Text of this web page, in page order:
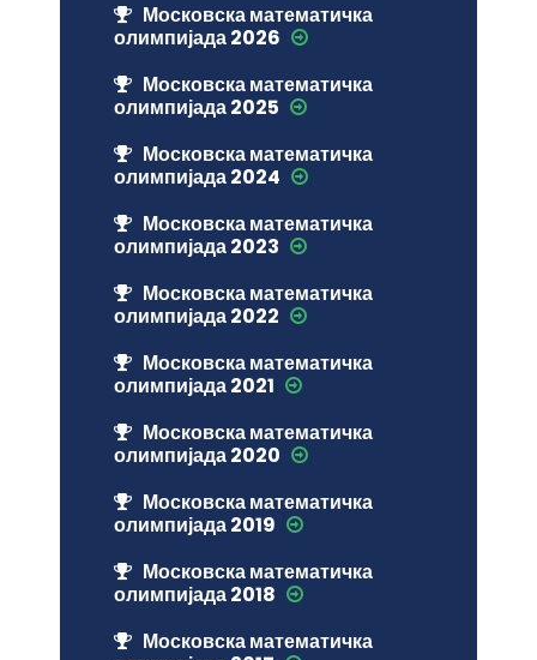
Московска математичка
олимпијада 2026
Московска математичка
олимпијада 2025
Московска математичка
олимпијада 2024
Московска математичка
олимпијада 2023
Московска математичка
олимпијада 2022
Московска математичка
олимпијада 2021
Московска математичка
олимпијада 2020
Московска математичка
олимпијада 2019
Московска математичка
олимпијада 2018
Московска математичка